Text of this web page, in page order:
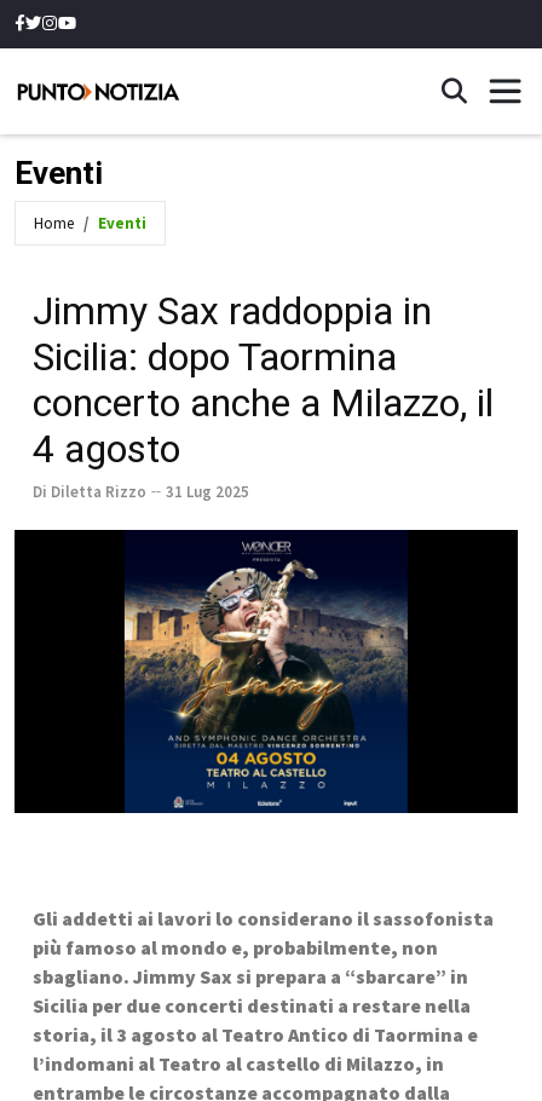
Eventi
Home Eventi
Jimmy Sax raddoppia in
Sicilia: dopo Taormina
concerto anche a Milazzo, il
4 agosto
Di Diletta Rizzo 31 Lug 2025
Gli addetti ai lavori lo considerano il sassofonista
più famoso al mondo e, probabilmente, non
sbagliano. Jimmy Sax si prepara a “sbarcare” in
Sicilia per due concerti destinati a restare nella
storia, il 3 agosto al Teatro Antico di Taormina e
l’indomani al Teatro al castello di Milazzo, in
entrambe le circostanze accompagnato dalla